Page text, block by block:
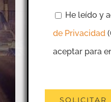
He leído y
de Privacidad
aceptar para